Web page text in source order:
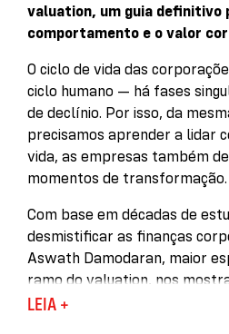
valuation, um guia definitivo
comportamento e o valor
O ciclo de vida das
ciclo humano — há fases
de declínio. Por isso, da
precisamos aprender a lidar
vida, as empresas também
momentos de transformação.
Com base em décadas de
desmistificar as finanças
Aswath Damodaran, maior
ramo do valuation, nos
otimizar a gestão e as
LEIA +